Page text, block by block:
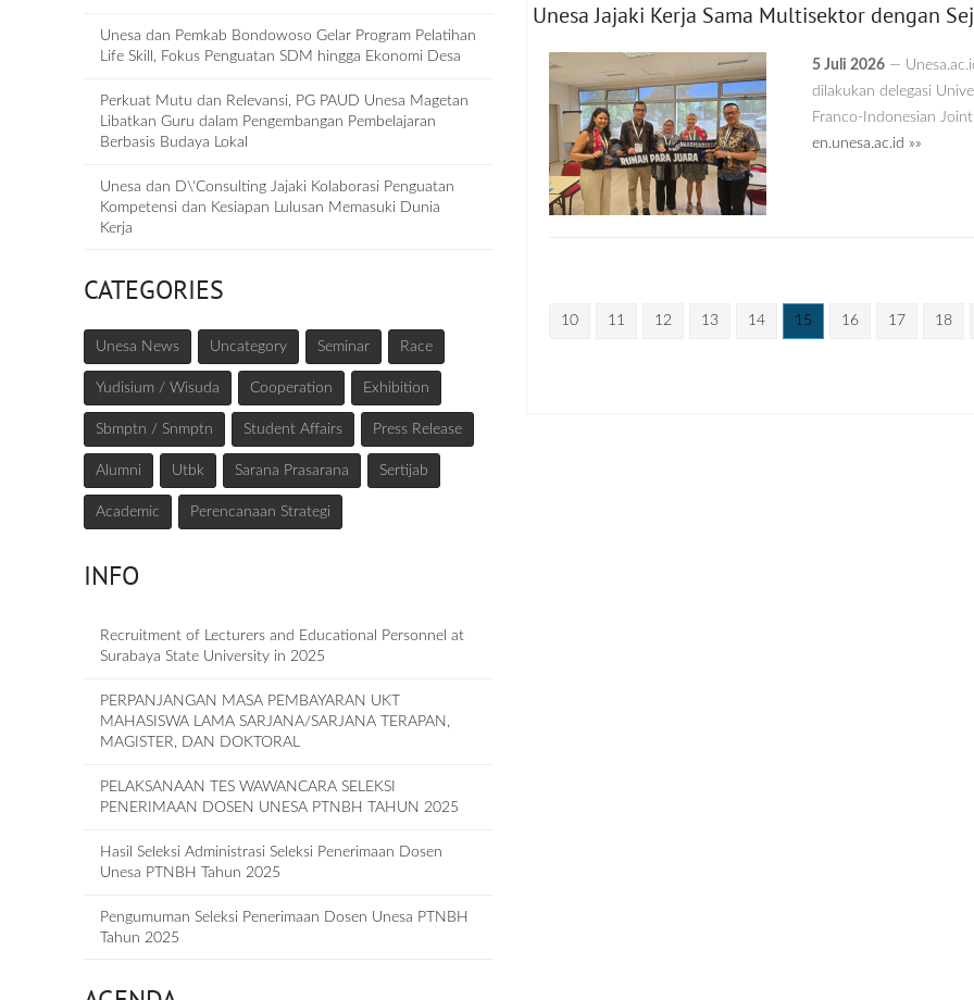
Unesa dan Pemkab Bondowoso Gelar Program Pelatihan
Life Skill, Fokus Penguatan SDM hingga Ekonomi Desa
Perkuat Mutu dan Relevansi, PG PAUD Unesa Magetan
Libatkan Guru dalam Pengembangan Pembelajaran
Berbasis Budaya Lokal
Unesa dan D\'Consulting Jajaki Kolaborasi Penguatan
Kompetensi dan Kesiapan Lulusan Memasuki Dunia
Kerja
CATEGORIES
Unesa News Uncategory Seminar Race
Yudisium / Wisuda Cooperation Exhibition
Sbmptn / Snmptn Student Affairs Press Release
Alumni Utbk Sarana Prasarana Sertijab
Academic Perencanaan Strategi
INFO
Recruitment of Lecturers and Educational Personnel at
Surabaya State University in 2025
PERPANJANGAN MASA PEMBAYARAN UKT
MAHASISWA LAMA SARJANA/SARJANA TERAPAN,
MAGISTER, DAN DOKTORAL
PELAKSANAAN TES WAWANCARA SELEKSI
PENERIMAAN DOSEN UNESA PTNBH TAHUN 2025
Hasil Seleksi Administrasi Seleksi Penerimaan Dosen
Unesa PTNBH Tahun 2025
Pengumuman Seleksi Penerimaan Dosen Unesa PTNBH
Tahun 2025
Unesa Jajaki Kerja Sama Multisektor dengan
5 Juli 2026—
dilakukan delegasi
Franco-Indonesian
en.unesa.ac.id »»
10 11 12 13 14 15 16 17 18